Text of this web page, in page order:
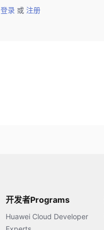
登录 或 注册
开发者Programs
Huawei Cloud Developer